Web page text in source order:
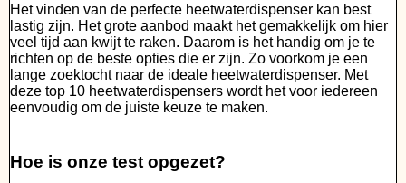
Het vinden van de perfecte heetwaterdispenser kan best
lastig zijn. Het grote aanbod maakt het gemakkelijk om hier
veel tijd aan kwijt te raken. Daarom is het handig om je te
richten op de beste opties die er zijn. Zo voorkom je een
lange zoektocht naar de ideale heetwaterdispenser. Met
deze top 10 heetwaterdispensers wordt het voor iedereen
eenvoudig om de juiste keuze te maken.
Hoe is onze test opgezet?